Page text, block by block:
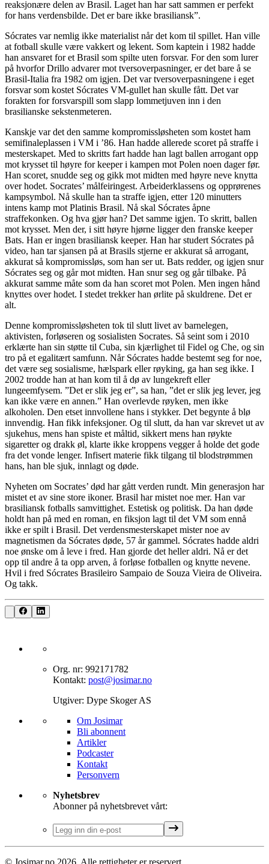
reaksjonære delen av Brasil. Laget han har satt sammen er perfekt
for hans verdensbilde. Det er bare ikke brasiliansk”.
Sócrates var nemlig ikke materialist når det kom til spillet. Han ville
at fotball skulle være vakkert og lekent. Som kaptein i 1982 hadde
han ansvaret for et Brasil som spilte uten forsvar. For den som lurer
på hvorfor Drillo advarer mot tversoverpasninger, er det bare å se
Brasil-Italia fra 1982 om igjen. Det var tversoverpasningene i eget
forsvar som kostet Sócrates VM-gullet han skulle fått. Det var
forakten for forsvarspill som slapp lommetjuven inn i den
brasilianske sekstenmeteren.
Kanskje var det den samme kompromissløsheten som kostet ham
semifinaleplassen i VM i ’86. Han hadde allerede scoret på straffe i
mesterskapet. Med to skritts fart hadde han lagt ballen arrogant opp
mot krysset til høyre for keeper i kampen mot Polen noen dager før.
Han scoret, snudde seg og gikk mot midten med høyre neve knytta
over hodet. Socrates’ målfeiringest. Arbeiderklassens og opprørenes
kampsymbol. Nå skulle han ta straffe igjen, etter 120 minutters
intens kamp mot Platinis Brasil. Nå skal Sócrates åpne
straffekonken. Og hva gjør han? Det samme igjen. To skritt, ballen
mot krysset. Men der, i sitt høyre hjørne ligger den franske keeper
Bats. Han er ingen brasiliansk keeper. Han har studert Sócrates på
video, han tar sjansen på at Brasils stjerne er akkurat så arrogant,
akkurat så kompromissløs, som han ser ut. Bats redder, og igjen snur
Sócrates seg og går mot midten. Han snur seg og går tilbake. På
akkurat samme måte som da han scoret mot Polen. Men ingen hånd
knyttes over hodet. I stedet trekker han ørlite på skuldrene. Det er
alt.
Denne kompromissløsheten tok til slutt livet av barnelegen,
aktivisten, forløseren og sosialisten Socrates. Så seint som i 2010
erklærte han sin støtte til Cuba, sin kjærlighet til Fidel og Che, og sin
tro på et egalitært samfunn. Når Sócrates hadde bestemt seg for noe,
det være seg sosialisme, hælspark eller røyking, ga han seg ikke. I
2002 trodde han at han kom til å dø av lungekreft eller
lungeemfysem. ”Det er slik jeg er”, sa han, ”det er slik jeg lever, jeg
kan ikke være en annen.” Han overlevde røyken, men ikke
alkoholen. Den etset innvollene hans i stykker. Det begynte å blø
innvendig. Han fikk infeksjoner. Og til slutt, da han var skrevet ut av
sjukehus, mens han spiste et måltid, sikkert mens han røykte
sigaretter og drakk øl, klarte ikke kroppens vegger å holde det gode
fra det vonde lenger. Infisert materie fikk tilgang til blodstrømmen
hans, han ble sjuk, innlagt og døde.
Nyheten om Socrates’ død har gått verden rundt. Min generasjon har
mistet et av sine store ikoner. Brasil har mistet noe mer. Han var
brasiliansk fotballs samvittighet. Estetisk og politisk. Da han døde
holdt han på med en roman, en fiksjon lagt til det VM som ennå
ikke er spilt i Brasil. Det verdensmesterskapet mister noe av
magnetismen da Sócrates døde, 57 år gammel. Sócrates hadde aldri
noe ønske om å leve i fred. Han gjorde det heller aldri. Nå er det
opp til andre å ta opp arven, å forløse fotballen og knytte nevene.
Hvil i fred Sócrates Brasileiro Sampaio de Souza Vieira de Oliveira.
Og takk.
Org. nr: 992171782
Kontakt: post@josimar.no
Utgiver: Dype Skoger AS
Om J‌osimar ‍ ​‍​‍‌‍
Bli abonnent​​​​‌ ‍ ​‍​‍‌‍ ‌ ​‍‌‍‍‌‌‍‌ ‌‍‍‌‌‍ ‍​‍​‍​ ‍‍​‍​‍‌ ​ ‌‍​‌‌‍ ‍‌‍‍‌‌ ‌​‌ ‍‌​‍ ‍‌‍‍‌‌‍ ​‍​‍​‍ ​​‍​‍‌‍‍​‌ ​‍‌‍‌‌‌‍‌‍​‍​‍​ ‍‍​‍​‍‌‍‍​‌ ‌​‌ ‌​‌ ​​‌ ​ ​ ‍‍​‍ ​‍ ‌‍‌‌‌‍‌​‌‍‍‌‌ ‌​​‍ ‍‌‍‍‌‌‍‌​‌‍​‌‌‍‌ ‌ ​‍‌‍​‌‌‍ ‍‌‍‍‍‌‍​‌‌‍ ‍‌ ​ ‌‍‌‌‌‍ ‍​‍ ‍‌‍​ ‌‍ ‌‍ ‌​‍ ‌‍‍‌‌‍ ‍‌ ‌​‌‍‌‌‌‍ ‍‌ ‌​​‍ ‌‍‌‌‌‍‌​‌‍‍‌‌ ‌​​‍ ‌‍ ‌‌‍ ‌‍‌​‌‍‌‌​ ‌‌ ​​‌ ​‍‌‍‌‌‌ ​ ‌‍‌‌‌‍ ‍‌ ‌​‌‍​‌‌ ‌​‌‍‍‌‌‍ ‌‍ ‍​ ‍ ‌‍‍‌‌‍‌​​ ‌‌‍‌‍‌‍ ‌‍ ‌ ‌​‌‍‌‌‌ ​‍​ ‍ ‌ ‌​‌ ‍‌‌ ​​‌‍‌‌​ ‌‌‍‌‍‌‍ ‌‍ ‌ ‌​‌‍‌‌‌ ​‍​ ‍ ‌ ​​‌‍​‌‌ ‌​‌‍‍​​ ‌‌‍​ ‌‍ ‌‍ ​‌ ‌‌‌‍ ‌‌‍ ‍‌ ​ ​‍‌‌​ ‌‌‌​​‍‌‌ ‌‍‍ ‌‍‌‌‌ ‍‌​‍‌‌​ ​ ‌​‌​​‍‌‌​ ​ ‌​‌​​‍‌‌​ ​‍​ ​‍‌‍​‍​ ‍‌‌‍​ ‌‍‌‍‌‍​ ​ ​‌​ ‌​‌‍​‍‌‍‌‍​ ‍​​ ‌‌‌‍​‍​‍‌‌​ ​‍​ ​‍​‍‌‌​ ‌‌‌​‌​​‍ ‍‌‍​ ‌‍ ‌‍ ​‌ ‌‌‌‍ ‌‌‍ ‍‌​‍‌‌ ‌​‌‍‌‌‌‍ ‌‌ ​ ​‍‌‌​ ‌‌‌​​‍‌‌ ‌‍‍ ‌‍‌‌‌ ‍‌​‍‌‌​ ​ ‌​‌​​‍‌‌​ ​ ‌​‌​​‍‌‌​ ​‍​ ​‍‌‍​‌‌‍‌‍​ ‌‍​ ‌​‌‍‌‌​ ‍‌‌‍‌​‌‍​‍​ ‌ ‌‍​‌​ ‌ ​ ​​​‍‌‌​ ​‍​ ​‍​‍‌‌​ ‌‌‌​‌​​‍ ‍‌‍‍‌‌ ‌​‌‍‌‌‌‍ ‌‌ ​ ​‍‌‌​ ‌‌‌​​‍‌‌ ‌‍‍ ‌‍‌‌‌ ‍‌​‍‌‌​ ​ ‌​‌​​‍‌‌​ ​ ‌​‌​​‍‌‌​ ​‍​ ​‍‌‍‌‌‌‍​‌‌‍‌‌​ ‌‍‌‍​‍‌‍‌‌‌‍‌‌‌‍‌‍‌‍​‍​ ‍​​ ​ ​ ​ ​‍‌‌​ ​‍​ ​‍​‍‌‌​ ‌‌‌​‌​​‍ ‍‌‍ ​‌‍​‌‌‍​‍‌‍‌‌‌‍ ​​ ‌‍​‍‌‍​‌‌ ​ ‌‍‌‌‌‌‌‌‌ ​‍‌‍ ​​ ‌‌‍‍​‌ ‌​‌ ‌​‌ ​​‌ ​ ​‍‌‌​ ​ ‌​​‌​‍‌‌​ ​‍‌​‌‍​‍‌‌​ ​‍‌​‌‍‌‍‌‌‌‍‌​‌‍‍‌‌ ‌​​‍ ‍‌‍‍‌‌‍‌​‌‍​‌‌‍‌ ‌ ​‍‌‍​‌‌‍ ‍‌‍‍‍‌‍​‌‌‍ ‍‌ ​ ‌‍‌‌‌‍ ‍​‍ ‍‌‍​ ‌‍ ‌‍ ‌​‍‌‍‌‍‍‌‌‍‌​​ ‌‌‍‌‍‌‍ ‌‍ ‌ ‌​‌‍‌‌‌ ​‍​‍‌‍‌ ‌​‌ ‍‌‌ ​​‌‍‌‌​ ‌‌‍‌‍‌‍ ‌‍ ‌ ‌​‌‍‌‌‌ ​‍​‍‌‍‌ ​​‌‍​‌‌ ‌​‌‍‍​​ ‌‌‍​ ‌‍ ‌‍ ​‌ ‌‌‌‍ ‌‌‍ ‍‌ ​ ​‍‌‌​ ‌‌‌​​‍‌‌ ‌‍‍ ‌‍‌‌‌ ‍‌​‍‌‌​ ​ ‌​‌​​‍‌‌​ ​ ‌​‌​​‍‌‌​ ​‍​ ​‍‌‍​‍​ ‍‌‌‍​ ‌‍‌‍‌‍​ ​ ​‌​ ‌​‌‍​‍‌‍‌‍​ ‍​​ ‌‌‌‍​‍​‍‌‌​ ​‍​ ​‍​‍‌‌​ ‌‌‌​‌​​‍ ‍‌‍​ ‌‍ ‌‍ ​‌ ‌‌‌‍ ‌‌‍ ‍‌​‍‌‌ ‌​‌‍‌‌‌‍ ‌‌ ​ ​‍‌‌​ ‌‌‌​​‍‌‌ ‌‍‍ ‌‍‌‌‌ ‍‌​‍‌‌​ ​ ‌​‌​​‍‌‌​ ​ ‌​‌​​‍‌‌​ ​‍​ ​‍‌‍​‌‌‍‌‍​ ‌‍​ ‌​‌‍‌‌​ ‍‌‌‍‌​‌‍​‍​ ‌ ‌‍​‌​ ‌ ​ ​​​‍‌‌​ ​‍​ ​‍​‍‌‌​ ‌‌‌​‌​​‍ ‍‌‍‍‌‌ ‌​‌‍‌‌‌‍ ‌‌ ​ ​‍‌‌​ ‌‌‌​​‍‌‌ ‌‍‍ ‌‍‌‌‌ ‍‌​‍‌‌​ ​ ‌​‌​​‍‌‌​ ​ ‌​‌​​‍‌‌​ ​‍​ ​‍‌‍‌‌‌‍​‌‌‍‌‌​ ‌‍‌‍​‍‌‍‌‌‌‍‌‌‌‍‌‍‌‍​‍​ ‍​​ ​ ​ ​ ​‍‌‌​ ​‍​ ​‍​‍‌‌​ ‌‌‌​‌​​‍ ‍‌‍ ​‌‍​‌‌‍​‍‌‍‌‌‌‍ ​​‍‌‍‌ ​​‌‍‌‌‌ ​‍‌ ​ ‌ ​​‌‍‌‌‌‍​ ‌ ‌​‌‍‍‌‌ ‌‍‌‍‌‌​ ‌‌ ​​‌ ‌‌‌‍​‍‌‍ ​‌‍‍‌‌ ​ ‌‍‍​‌‍‌‌‌‍‌​​‍​‍‌ ‌
Artikler
Podcaster
Kontakt
Personvern​​​​‌ ‍ ​‍​‍‌‍ ‌ ​‍‌‍‍‌‌‍‌ ‌‍‍‌‌‍ ‍​‍​‍​ ‍‍​‍​‍‌ ​ ‌‍​‌‌‍ ‍‌‍‍‌‌ ‌​‌ ‍‌​‍ ‍‌‍‍‌‌‍ ​‍​‍​‍ ​​‍​‍‌‍‍​‌ ​‍‌‍‌‌‌‍‌‍​‍​‍​ ‍‍​‍​‍‌‍‍​‌ ‌​‌ ‌​‌ ​​‌ ​ ​ ‍‍​‍ ​‍ ‌‍‌‌‌‍‌​‌‍‍‌‌ ‌​​‍ ‍‌‍‍‌‌‍‌​‌‍​‌‌‍‌ ‌ ​‍‌‍​‌‌‍ ‍‌‍‍‍‌‍​‌‌‍ ‍‌ ​ ‌‍‌‌‌‍ ‍​‍ ‍‌‍​ ‌‍ ‌‍ ‌​‍ ‌‍‍‌‌‍ ‍‌ ‌​‌‍‌‌‌‍ ‍‌ ‌​​‍ ‌‍‌‌‌‍‌​‌‍‍‌‌ ‌​​‍ ‌‍ ‌‌‍ ‌‍‌​‌‍‌‌​ ‌‌ ​​‌ ​‍‌‍‌‌‌ ​ ‌‍‌‌‌‍ ‍‌ ‌​‌‍​‌‌ ‌​‌‍‍‌‌‍ ‌‍ ‍​ ‍ ‌‍‍‌‌‍‌​​ ‌‌‍‌‍‌‍ ‌‍ ‌ ‌​‌‍‌‌‌ ​‍​ ‍ ‌ ‌​‌ ‍‌‌ ​​‌‍‌‌​ ‌‌‍‌‍‌‍ ‌‍ ‌ ‌​‌‍‌‌‌ ​‍​ ‍ ‌ ​​‌‍​‌‌ ‌​‌‍‍​​ ‌‌‍​ ‌‍ ‌‍ ​‌ ‌‌‌‍ ‌‌‍ ‍‌ ​ ​‍‌‌​ ‌‌‌​​‍‌‌ ‌‍‍ ‌‍‌‌‌ ‍‌​‍‌‌​ ​ ‌​‌​​‍‌‌​ ​ ‌​‌​​‍‌‌​ ​‍​ ​‍‌‍​‍​ ‍‌‌‍​ ‌‍‌‍‌‍​ ​ ​‌​ ‌​‌‍​‍‌‍‌‍​ ‍​​ ‌‌‌‍​‍​‍‌‌​ ​‍​ ​‍​‍‌‌​ ‌‌‌​‌​​‍ ‍‌‍​ ‌‍ ‌‍ ​‌ ‌‌‌‍ ‌‌‍ ‍‌​‍‌‌ ‌​‌‍‌‌‌‍ ‌‌ ​ ​‍‌‌​ ‌‌‌​​‍‌‌ ‌‍‍ ‌‍‌‌‌ ‍‌​‍‌‌​ ​ ‌​‌​​‍‌‌​ ​ ‌​‌​​‍‌‌​ ​‍​ ​‍‌‍​‌‌‍‌‍​ ‌‍​ ‌​‌‍‌‌​ ‍‌‌‍‌​‌‍​‍​ ‌ ‌‍​‌​ ‌ ​ ​​​‍‌‌​ ​‍​ ​‍​‍‌‌​ ‌‌‌​‌​​‍ ‍‌‍‍‌‌ ‌​‌‍‌‌‌‍ ‌‌ ​ ​‍‌‌​ ‌‌‌​​‍‌‌ ‌‍‍ ‌‍‌‌‌ ‍‌​‍‌‌​ ​ ‌​‌​​‍‌‌​ ​ ‌​‌​​‍‌‌​ ​‍​ ​‍​ ‌‌‌‍​ ‌‍‌​​ ​‍​ ‍‌​ ​‍​ ​‌‌‍‌​​ ‌‍‌‍‌‌​ ‌‌​ ‌‍​‍‌‌​ ​‍​ ​‍​‍‌‌​ ‌‌‌​‌​​‍ ‍‌‍ ​‌‍​‌‌‍​‍‌‍‌‌‌‍ ​​ ‌‍​‍‌‍​‌‌ ​ ‌‍‌‌‌‌‌‌‌ ​‍‌‍ ​​ ‌‌‍‍​‌ ‌​‌ ‌​‌ ​​‌ ​ ​‍‌‌​ ​ ‌​​‌​‍‌‌​ ​‍‌​‌‍​‍‌‌​ ​‍‌​‌‍‌‍‌‌‌‍‌​‌‍‍‌‌ ‌​​‍ ‍‌‍‍‌‌‍‌​‌‍​‌‌‍‌ ‌ ​‍‌‍​‌‌‍ ‍‌‍‍‍‌‍​‌‌‍ ‍‌ ​ ‌‍‌‌‌‍ ‍​‍ ‍‌‍​ ‌‍ ‌‍ ‌​‍‌‍‌‍‍‌‌‍‌​​ ‌‌‍‌‍‌‍ ‌‍ ‌ ‌​‌‍‌‌‌ ​‍​‍‌‍‌ ‌​‌ ‍‌‌ ​​‌‍‌‌​ ‌‌‍‌‍‌‍ ‌‍ ‌ ‌​‌‍‌‌‌ ​‍​‍‌‍‌ ​​‌‍​‌‌ ‌​‌‍‍​​ ‌‌‍​ ‌‍ ‌‍ ​‌ ‌‌‌‍ ‌‌‍ ‍‌ ​ ​‍‌‌​ ‌‌‌​​‍‌‌ ‌‍‍ ‌‍‌‌‌ ‍‌​‍‌‌​ ​ ‌​‌​​‍‌‌​ ​ ‌​‌​​‍‌‌​ ​‍​ ​‍‌‍​‍​ ‍‌‌‍​ ‌‍‌‍‌‍​ ​ ​‌​ ‌​‌‍​‍‌‍‌‍​ ‍​​ ‌‌‌‍​‍​‍‌‌​ ​‍​ ​‍​‍‌‌​ ‌‌‌​‌​​‍ ‍‌‍​ ‌‍ ‌‍ ​‌ ‌‌‌‍ ‌‌‍ ‍‌​‍‌‌ ‌​‌‍‌‌‌‍ ‌‌ ​ ​‍‌‌​ ‌‌‌​​‍‌‌ ‌‍‍ ‌‍‌‌‌ ‍‌​‍‌‌​ ​ ‌​‌​​‍‌‌​ ​ ‌​‌​​‍‌‌​ ​‍​ ​‍‌‍​‌‌‍‌‍​ ‌‍​ ‌​‌‍‌‌​ ‍‌‌‍‌​‌‍​‍​ ‌ ‌‍​‌​ ‌ ​ ​​​‍‌‌​ ​‍​ ​‍​‍‌‌​ ‌‌‌​‌​​‍ ‍‌‍‍‌‌ ‌​‌‍‌‌‌‍ ‌‌ ​ ​‍‌‌​ ‌‌‌​​‍‌‌ ‌‍‍ ‌‍‌‌‌ ‍‌​‍‌‌​ ​ ‌​‌​​‍‌‌​ ​ ‌​‌​​‍‌‌​ ​‍​ ​‍​ ‌‌‌‍​ ‌‍‌​​ ​‍​ ‍‌​ ​‍​ ​‌‌‍‌​​ ‌‍‌‍‌‌​ ‌‌​ ‌‍​‍‌‌​ ​‍​ ​‍​‍‌‌​ ‌‌‌​‌​​‍ ‍‌‍ ​‌‍​‌‌‍​‍‌‍‌‌‌‍ ​​‍‌‍‌ ​​‌‍‌‌‌ ​‍‌ ​ ‌ ​​‌‍‌‌‌‍​ ‌ ‌​‌‍‍‌‌ ‌‍‌‍‌‌​ ‌‌ ​​‌ ‌‌‌‍​‍‌‍ ​‌‍‍‌‌ ​ ‌‍‍​‌‍‌‌‌‍‌​​‍​‍‌ ‌
Nyhetsbrev
Abonner på nyhetsbrevet vårt:
© Josimar.no 2026 . Alle rettigheter er reservert.